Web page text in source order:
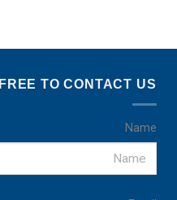
FREE TO CONTACT US
Name